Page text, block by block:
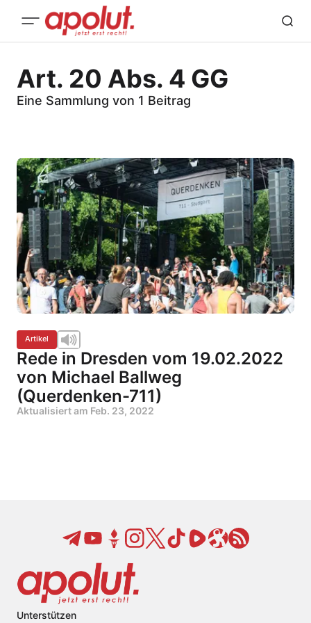
Art. 20 Abs. 4 GG
Eine Sammlung von 1 Beitrag
Artikel
Rede in Dresden vom 19.02.2022
von Michael Ballweg
(Querdenken-711)
Aktualisiert am Feb. 23, 2022
Unterstützen